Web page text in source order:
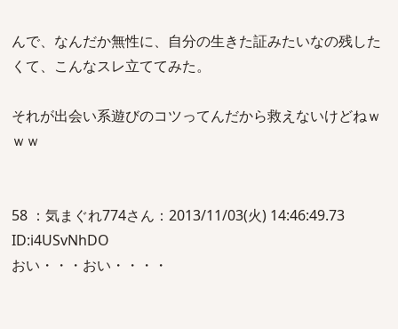
んで、なんだか無性に、自分の生きた証みたいなの残した
くて、こんなスレ立ててみた。
それが出会い系遊びのコツってんだから救えないけどねｗ
ｗｗ
58 ：気まぐれ774さん：2013/11/03(火) 14:46:49.73
ID:i4USvNhDO
おい・・・おい・・・・